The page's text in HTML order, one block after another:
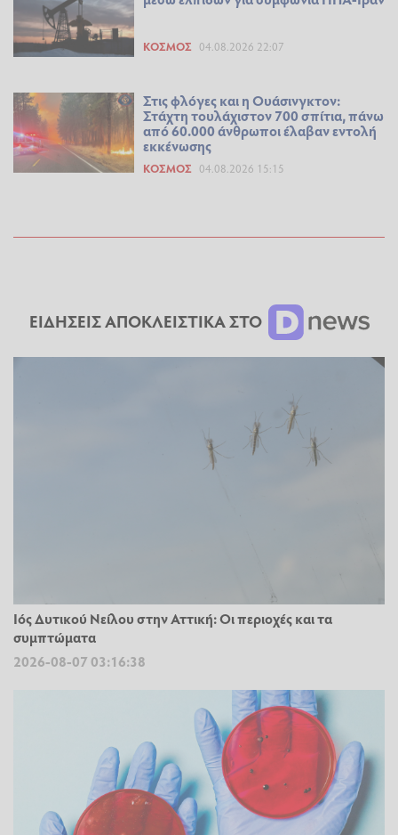
ΚΌΣΜΟΣ 04.08.2026 22:07
Στις φλόγες και η Ουάσινγκτον:
Στάχτη τουλάχιστον 700 σπίτια, πάνω
από 60.000 άνθρωποι έλαβαν εντολή
εκκένωσης
ΚΌΣΜΟΣ 04.08.2026 15:15
ΕΙΔΗΣΕΙΣ ΑΠΟΚΛΕΙΣΤΙΚΑ ΣΤΟ
Ιός Δυτικού Νείλου στην Αττική: Οι περιοχές και τα
συμπτώματα
2026-08-07 03:16:38